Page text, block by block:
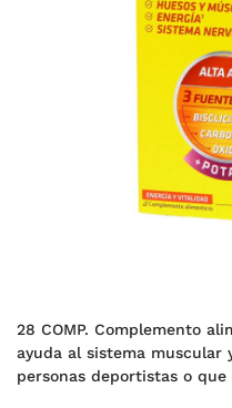
28 COMP. Complemento
ayuda al sistema muscular
personas deportistas o